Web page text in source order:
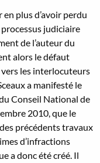
plus d’avoir perdu
processus judiciaire
de l’auteur du
alors le défaut
les interlocuteurs
a manifesté le
Conseil National de
2010, que le
précédents travaux
d’infractions
a donc été créé. Il